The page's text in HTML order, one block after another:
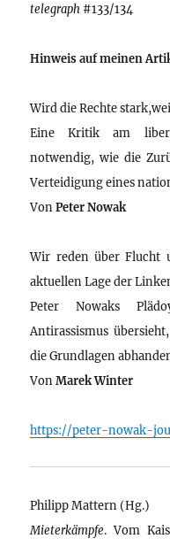
telegraph #133/134
Hinweis auf meinen
Wird die Rechte
Eine Kritik am
notwendig, wie die
Verteidigung eines
VonPeter Nowak
Wir reden über Flucht
aktuellen Lage der
Peter Nowaks
Antirassismus
die Grundlagen
VonMarek Winter
https://peter-nowak-
Philipp Mattern (Hg.)
Mieterkämpfe. Vom